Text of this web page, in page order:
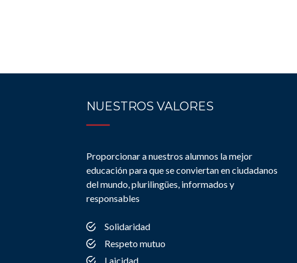
NUESTROS VALORES
Proporcionar a nuestros alumnos la mejor
educación para que se conviertan en ciudadanos
del mundo, plurilingües, informados y
responsables
Solidaridad
Respeto mutuo
Laicidad